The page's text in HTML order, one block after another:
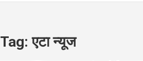
Tag:एटा न्यूज